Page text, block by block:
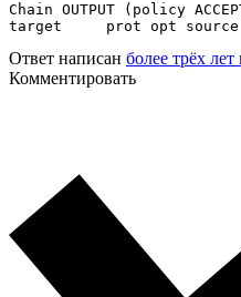
Chain OUTPUT (policy
target     prot opt
Ответ написан более трёх лет
Комментировать